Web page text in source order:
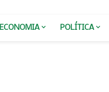
ECONOMIA POLÍTICA